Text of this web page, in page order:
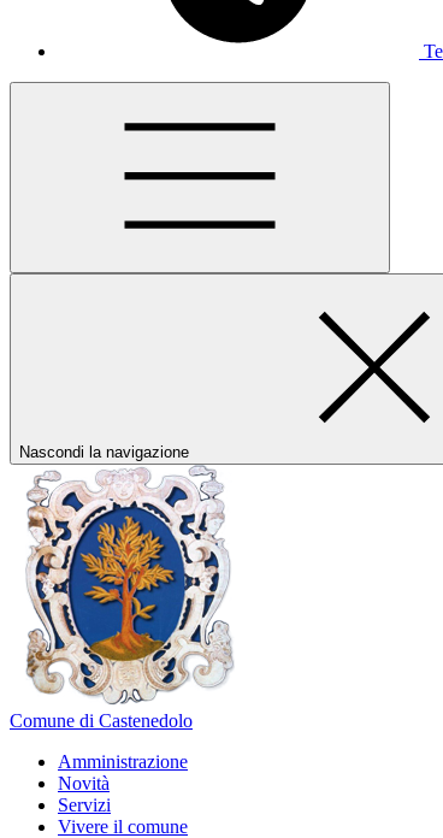
Nascondi la navigazione
Comune di Castenedolo
Amministrazione
Novità
Servizi
Vivere il comune